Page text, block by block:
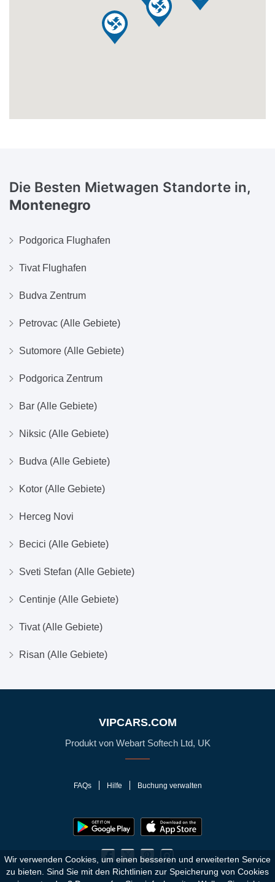
Die Besten Mietwagen Standorte in,
Montenegro
Podgorica Flughafen
Tivat Flughafen
Budva Zentrum
Petrovac (Alle Gebiete)
Sutomore (Alle Gebiete)
Podgorica Zentrum
Bar (Alle Gebiete)
Niksic (Alle Gebiete)
Budva (Alle Gebiete)
Kotor (Alle Gebiete)
Herceg Novi
Becici (Alle Gebiete)
Sveti Stefan (Alle Gebiete)
Centinje (Alle Gebiete)
Tivat (Alle Gebiete)
Risan (Alle Gebiete)
VIPCARS.COM
Produkt von Webart Softech Ltd, UK
FAQs Hilfe Buchung verwalten
Wir verwenden Cookies, um einen besseren und erweiterten Service
zu bieten. Sind Sie mit den Richtlinien zur Speicherung von Cookies